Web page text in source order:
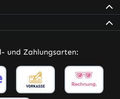
und Zahlungsarten: